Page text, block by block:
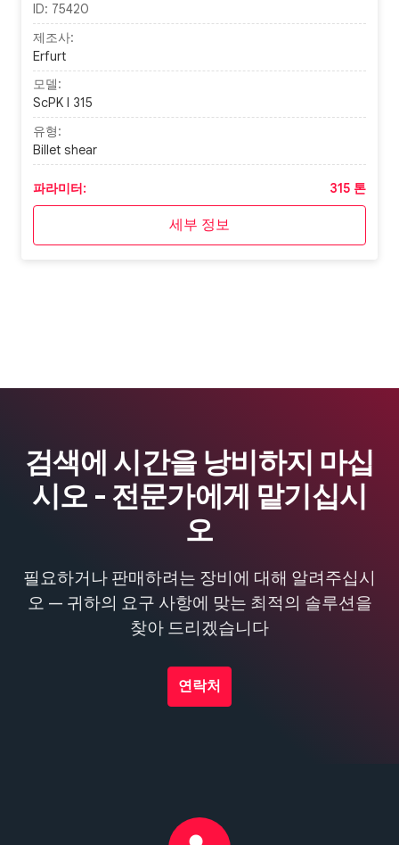
ID: 75420
제조사:
Erfurt
모델:
ScPK I 315
유형:
Billet shear
파라미터: 315 톤
세부 정보
검색에 시간을 낭비하지 마십
시오 - 전문가에게 맡기십시
오
필요하거나 판매하려는 장비에 대해 알려주십시
오 — 귀하의 요구 사항에 맞는 최적의 솔루션을
찾아 드리겠습니다
연락처